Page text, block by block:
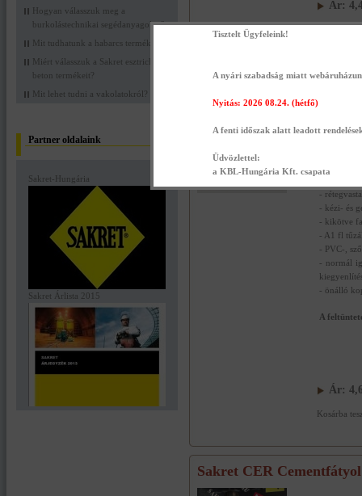
Hogyan válasszuk meg a
burkolástechnikai segédanyagokat?
Mit tudhatunk a habarcs termékekről?
Miért válasszuk a Sakret esztrich
beton termékeit?
Mit lehet tudni a vakolatokról?
Partner oldalaink
Sakret-Hungária
Sakret Árlista 2015
Ár:
-
- kézi- és
- kikötve
- A1 fl
- PVC-,
- normál
- önálló
A
Ár:
Kosárba
Sakret CER
Tisztelt Ügyfeleink!
A nyári szabadság miatt
Nyitás: 2026 08.24. (hétfő)
A fenti időszak alatt leadott
Üdvözlettel:
a KBL-Hungária Kft. csapata